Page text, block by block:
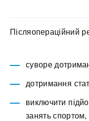
Післяопераційний
суворе
дотримання
виключити
занять спортом,